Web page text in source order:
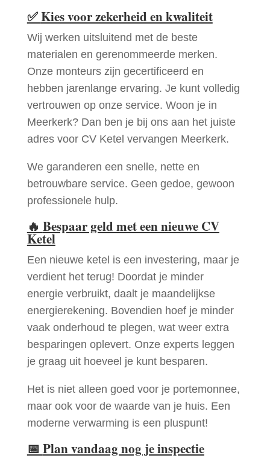
✅Kies voor zekerheid en kwaliteit
Wij werken uitsluitend met de beste
materialen en gerenommeerde merken.
Onze monteurs zijn gecertificeerd en
hebben jarenlange ervaring. Je kunt volledig
vertrouwen op onze service. Woon je in
Meerkerk? Dan ben je bij ons aan het juiste
adres voor CV Ketel vervangen Meerkerk.
We garanderen een snelle, nette en
betrouwbare service. Geen gedoe, gewoon
professionele hulp.
🔥 Bespaar geld met een nieuwe CV
Ketel
Een nieuwe ketel is een investering, maar je
verdient het terug! Doordat je minder
energie verbruikt, daalt je maandelijkse
energierekening. Bovendien hoef je minder
vaak onderhoud te plegen, wat weer extra
besparingen oplevert. Onze experts leggen
je graag uit hoeveel je kunt besparen.
Het is niet alleen goed voor je portemonnee,
maar ook voor de waarde van je huis. Een
moderne verwarming is een pluspunt!
📅 Plan vandaag nog je inspectie